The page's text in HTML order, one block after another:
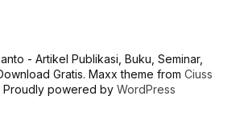
- Artikel Publikasi, Buku, Seminar,
Gratis. Maxx theme from Ciuss
Proudly powered by WordPress